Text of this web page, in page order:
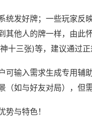
统发好牌；一些玩家反
其他人的牌一样，由此
十三张)等，建议通过正
可输入需求生成专用辅
（如与好友对局），但
势与特色！